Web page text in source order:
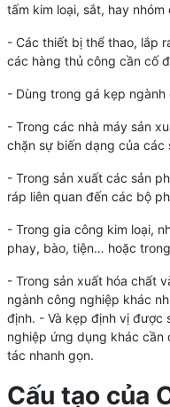
tấm kim loại, sắt, hay
- Các thiết bị thể thao, lắp
các hàng thủ công cần cố
- Dùng trong gá kẹp
- Trong các nhà máy sản
chặn sự biến dạng của các
- Trong sản xuất các sản
ráp liên quan đến các bộ
- Trong gia công kim loại,
phay, bào, tiện… hoặc
- Trong sản xuất hóa chất
ngành công nghiệp khác
định. - Và kẹp định vị được
nghiệp ứng dụng khác cần
tác nhanh gọn.
Cấu tạo của